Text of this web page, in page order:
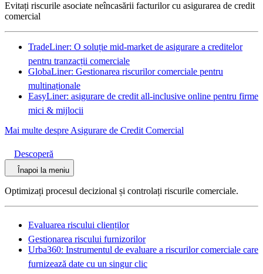
Evitați riscurile asociate neîncasării facturilor cu asigurarea de credit
comercial
TradeLiner: O soluție mid-market de asigurare a creditelor
pentru tranzacții comerciale
GlobaLiner: Gestionarea riscurilor comerciale pentru
multinaționale
EasyLiner: asigurare de credit all-inclusive online pentru firme
mici & mijlocii
Mai multe despre Asigurare de Credit Comercial
Descoperă
Înapoi la meniu
Optimizați procesul decizional și controlați riscurile comerciale.
Evaluarea riscului clienților
Gestionarea riscului furnizorilor
Urba360: Instrumentul de evaluare a riscurilor comerciale care
furnizează date cu un singur clic